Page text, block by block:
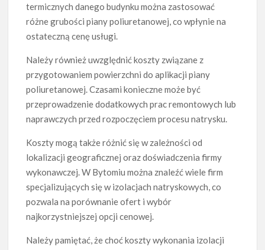
termicznych danego budynku można zastosować
różne grubości piany poliuretanowej, co wpłynie na
ostateczną cenę usługi.
Należy również uwzględnić koszty związane z
przygotowaniem powierzchni do aplikacji piany
poliuretanowej. Czasami konieczne może być
przeprowadzenie dodatkowych prac remontowych lub
naprawczych przed rozpoczęciem procesu natrysku.
Koszty mogą także różnić się w zależności od
lokalizacji geograficznej oraz doświadczenia firmy
wykonawczej. W Bytomiu można znaleźć wiele firm
specjalizujących się w izolacjach natryskowych, co
pozwala na porównanie ofert i wybór
najkorzystniejszej opcji cenowej.
Należy pamiętać, że choć koszty wykonania izolacji